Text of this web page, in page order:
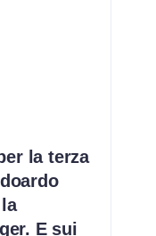
la terza
E sui